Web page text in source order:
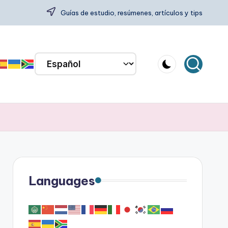
Guías de estudio, resúmenes, artículos y tips
Languages